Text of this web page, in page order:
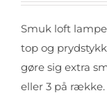
Smuk loft
top og
gøre sig extra
eller 3 på række.